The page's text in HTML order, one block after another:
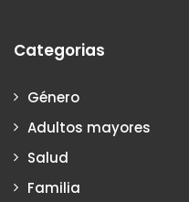
Categorias
Género
Adultos mayores
Salud
Familia